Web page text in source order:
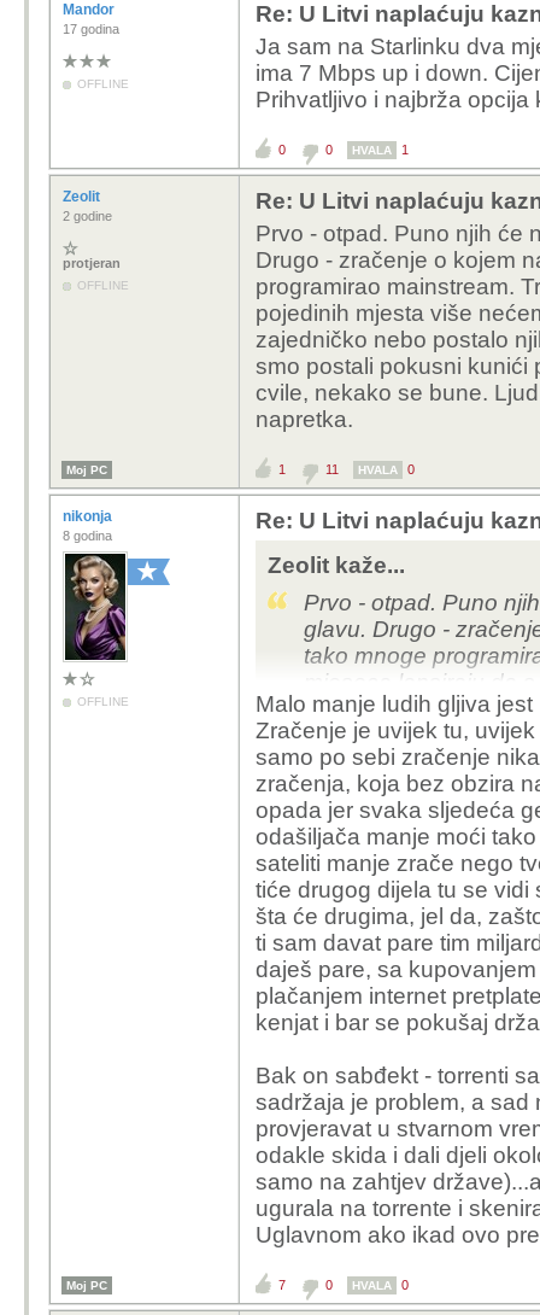
Mandor
17 godina
OFFLINE
Re: U Litvi naplaćuju
Ja sam na Starlinku dva
ima 7 Mbps up i down.
Prihvatljivo i najbrža opcija
0 0 HVALA 1
Zeolit
2 godine
protjeran
OFFLINE
Re: U Litvi naplaćuju
Prvo - otpad. Puno njih će
Drugo - zračenje o kojem
programirao mainstream.
pojedinih mjesta više
zajedničko nebo postalo
smo postali pokusni kunići
cvile, nekako se bune.
napretka.
Moj PC 1 11 HVALA 0
nikonja
8 godina
OFFLINE
Re: U Litvi naplaćuju
Zeolit kaže...
Prvo - otpad. Puno
glavu. Drugo -
tako mnoge
mjeseca lansiraju da
nebo. Otkad je naše
Kupili su nebo,
milijardera. Čak ni to.
više i ne bleje. Uvjerili
Malo manje ludih gljiva
Zračenje je uvijek tu,
samo po sebi zračenje
zračenja, koja bez obzira
opada jer svaka sljedeća
odašiljača manje moći
sateliti manje zrače nego
tiće drugog dijela tu se vidi
šta će drugima, jel da,
ti sam davat pare tim
daješ pare, sa
plačanjem internet
kenjat i bar se pokušaj
Bak on sabđekt - torrenti
sadržaja je problem, a
provjeravat u stvarnom
odakle skida i dali djeli
samo na zahtjev
ugurala na torrente i
Uglavnom ako ikad ovo
Moj PC 7 0 HVALA 0